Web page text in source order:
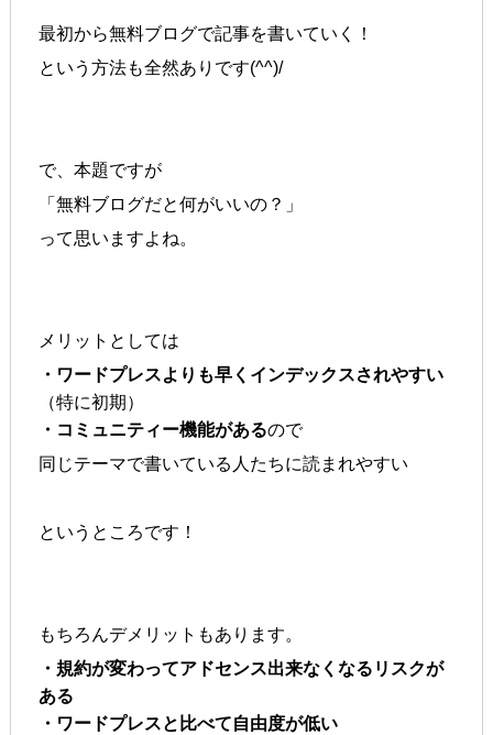
最初から無料ブログで記事を書いていく！
という方法も全然ありです(^^)/
で、本題ですが
「無料ブログだと何がいいの？」
って思いますよね。
メリットとしては
・ワードプレスよりも早くインデックスされやすい
（特に初期）
・コミュニティー機能があるので
同じテーマで書いている人たちに読まれやすい
というところです！
もちろんデメリットもあります。
・規約が変わってアドセンス出来なくなるリスクが
ある
・ワードプレスと比べて自由度が低い